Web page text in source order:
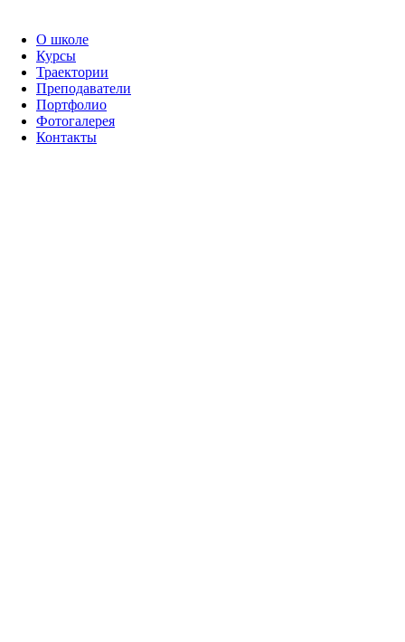
О школе
Курсы
Траектории
Преподаватели
Портфолио
Фотогалерея
Контакты